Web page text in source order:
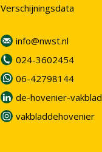
Verschijningsdata
info@nwst.nl
024-3602454
06-42798144
de-hovenier-vakblad
vakbladdehovenier